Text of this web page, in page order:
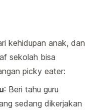
kehidupan anak, dan
sekolah bisa
picky eater:
: Beri tahu guru
sedang dikerjakan